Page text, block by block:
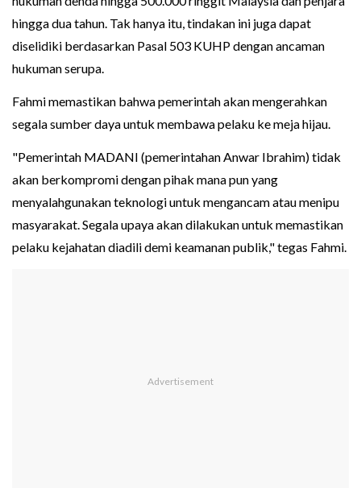
hingga dua tahun. Tak hanya itu, tindakan ini juga dapat
diselidiki berdasarkan Pasal 503 KUHP dengan ancaman
hukuman serupa.
Fahmi memastikan bahwa pemerintah akan mengerahkan
segala sumber daya untuk membawa pelaku ke meja hijau.
"Pemerintah MADANI (pemerintahan Anwar Ibrahim) tidak
akan berkompromi dengan pihak mana pun yang
menyalahgunakan teknologi untuk mengancam atau menipu
masyarakat. Segala upaya akan dilakukan untuk memastikan
pelaku kejahatan diadili demi keamanan publik," tegas Fahmi.